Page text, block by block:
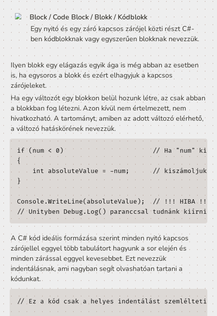
Ezzel szemben bizonyos egyéb …hát dolgok, amik
nem programozási nyelvek furcsa módon Turing-
teljesek.
‣ Példák:
Kódblokk, változók hatásköre,
Block / Code Block / Blokk / Kódblokk
Egy nyitó és egy záró kapcsos zárójel közti részt
ben kódblokknak vagy egyszerűen blokknak
Ilyen blokk egy elágazás egyik ága is még abban az
is, ha egysoros a blokk és ezért elhagyjuk a kapcsos
zárójeleket.
Ha egy változót egy blokkon belül hozunk létre, az
a blokkban fog létezni. Azon kívül nem értelmezett,
hivatkozható. A tartományt, amiben az adott változó
a változó hatáskörének nevezzük.
if (num < 0)                       // Ha
{
int absoluteValue = -num;      //